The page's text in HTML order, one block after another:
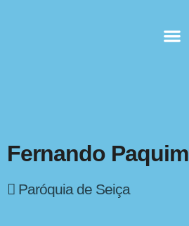
Fernando Paquim
Paróquia de Seiça